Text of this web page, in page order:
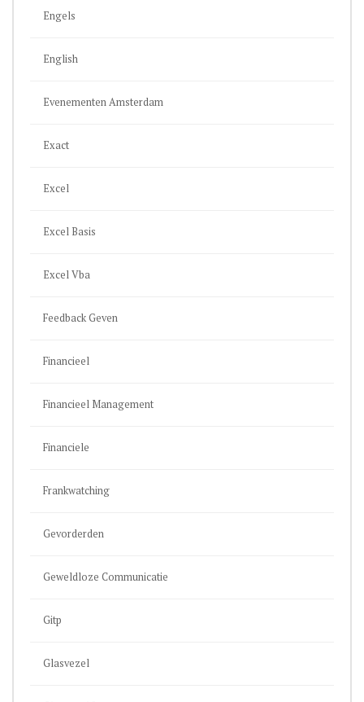
Engels
English
Evenementen Amsterdam
Exact
Excel
Excel Basis
Excel Vba
Feedback Geven
Financieel
Financieel Management
Financiele
Frankwatching
Gevorderden
Geweldloze Communicatie
Gitp
Glasvezel